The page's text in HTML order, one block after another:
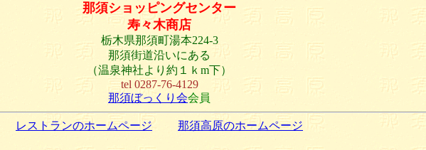
那須ショッピングセンター
寿々木商店
栃木県那須町湯本224-3
那須街道沿いにある
（温泉神社より約１ｋm下）
tel 0287-76-4129
那須ぼっくり会会員
レストランのホームページ 那須高原のホームページ